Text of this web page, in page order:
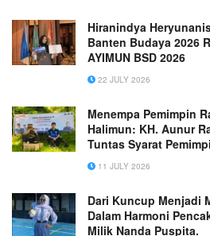
Hiranindya
Banten Budaya 2026
AYIMUN BSD 2026
22 JULY 2026
Menempa Pemimpin
Halimun: KH. Aunur
Tuntas Syarat
elTAHFIDH Indonesia
11 JULY 2026
Dari Kuncup Menjadi
Dalam Harmoni
Milik Nanda Puspita.